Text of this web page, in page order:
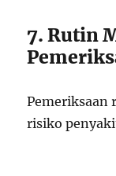
7. Rutin
Pemeriksaan
risiko